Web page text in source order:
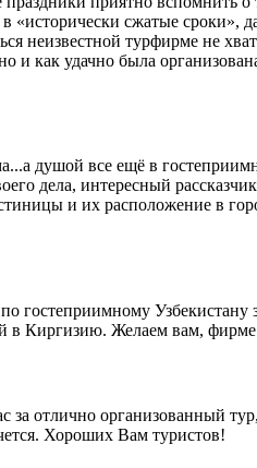
в «исторически сжатые
неизвестной турфирме не
и как удачно была
душой все ещё в
дела, интересный
и их расположение в
гостеприимному
Киргизию. Желаем вам,
за отлично организованный
Хороших Вам туристов!